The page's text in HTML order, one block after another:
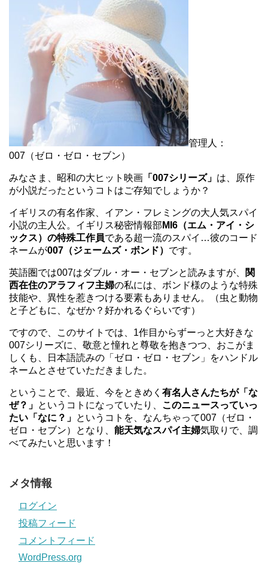
管理人：
007（ゼロ・ゼロ・セブン）
みなさま、昭和の大ヒット映画 「007シリーズ」 は、原作
が小説だったというコトはご存知でしょうか？
イギリスの有名作家、イアン・フレミングの大人気スパイ
小説の主人公。イギリス秘密情報部 MI6（エム・アイ・シ
ックス）の特殊工作員である超一流のスパイ…彼のコード
ネームが007（ジェームズ・ボンド） です。
英語圏では007はダブル・オー・セブンと読みますが、
関
西在住のアラフィフ主婦の私には、ボンド様のような特殊
技能や、異性を惹きつける要素もありません。（虫と動物
と子どもに、なぜか？好かれるぐらいです）
ですので、このサイトでは、1作目からずーっと大好きな
007シリーズに、敬意と憧れと尊敬を抱きつつ、おこがま
しくも、日本語読みの「ゼロ・ゼロ・セブン」をハンドル
ネームとさせていただきました。
ということで、最近、今をときめく 有名人さんたちが「な
ぜ？」 というコトになっていたり、 このニュースっていっ
たい「なに？」 というコトを、なんちゃって007（ゼロ・
ゼロ・セブン）となり、 能天気なスパイ主婦気取りで、調
べてみたいと思います！
メタ情報
ログイン
投稿フィード
コメントフィード
WordPress.org